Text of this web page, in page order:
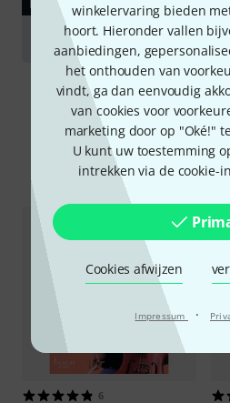
winkelervaring bieden
hoort. Hieronder vallen
aanbiedingen,
het onthouden van
vindt, ga dan eenvoudig
van cookies voor
marketing door op "Oké!"
U kunt uw toestemming
intrekken via de cookie-
Cookies afwijzen
Impressum ·
RAADGEVER
Cello
Vergelijk
6